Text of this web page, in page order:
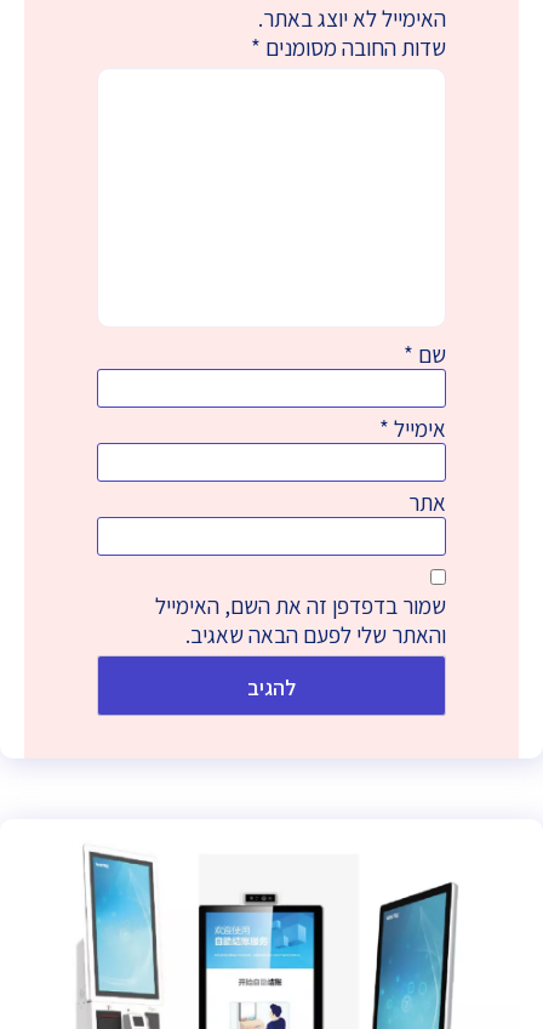
האימייל לא יוצג באתר.
שדות החובה מסומנים*
שם*
אימייל*
אתר
שמור בדפדפן זה את השם, האימייל
והאתר שלי לפעם הבאה שאגיב.